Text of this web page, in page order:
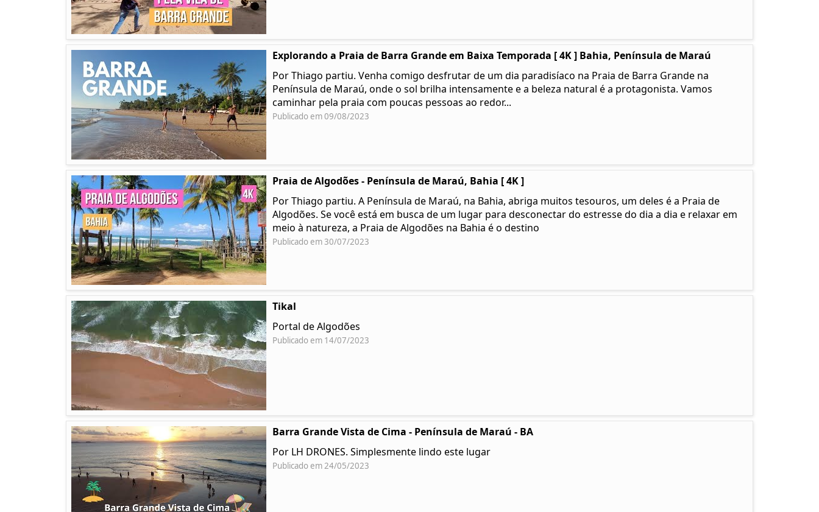
Explorando a Praia de Barra Grande em Baixa Temporada [ 4K ] Bahia, Península de Maraú
Por Thiago partiu. Venha comigo desfrutar de um dia paradisíaco na Praia de Barra Grande na
Península de Maraú, onde o sol brilha intensamente e a beleza natural é a protagonista. Vamos
caminhar pela praia com poucas pessoas ao redor...
Publicado em 09/08/2023
Praia de Algodões - Península de Maraú, Bahia [ 4K ]
Por Thiago partiu. A Península de Maraú, na Bahia, abriga muitos tesouros, um deles é a Praia de
Algodões. Se você está em busca de um lugar para desconectar do estresse do dia a dia e relaxar em
meio à natureza, a Praia de Algodões na Bahia é o destino
Publicado em 30/07/2023
Tikal
Portal de Algodões
Publicado em 14/07/2023
Barra Grande Vista de Cima - Península de Maraú - BA
Por LH DRONES. Simplesmente lindo este lugar
Publicado em 24/05/2023